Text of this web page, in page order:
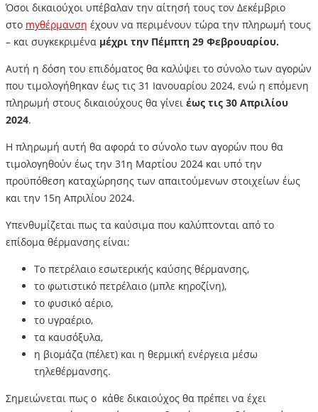
Όσοι δικαιούχοι υπέβαλαν την αίτησή τους τον Δεκέμβριο
στο myθέρμανση έχουν να περιμένουν τώρα την πληρωμή τους
– και συγκεκριμένα μέχρι την Πέμπτη 29 Φεβρουαρίου.
Αυτή η δόση του επιδόματος θα καλύψει το σύνολο των αγορών
που τιμολογήθηκαν έως τις 31 Ιανουαρίου 2024, ενώ η επόμενη
πληρωμή στους δικαιούχους θα γίνει έως τις 30 Απριλίου
2024.
Η πληρωμή αυτή θα αφορά το σύνολο των αγορών που θα
τιμολογηθούν έως την 31η Μαρτίου 2024 και υπό την
προϋπόθεση καταχώρησης των απαιτούμενων στοιχείων έως
και την 15η Απριλίου 2024.
Υπενθυμίζεται πως τα καύσιμα που καλύπτονται από το
επίδομα θέρμανσης είναι:
Το πετρέλαιο εσωτερικής καύσης θέρμανσης,
το φωτιστικό πετρέλαιο (μπλε κηροζίνη),
το φυσικό αέριο,
το υγραέριο,
τα καυσόξυλα,
η βιομάζα (πέλετ) και η θερμική ενέργεια μέσω
τηλεθέρμανσης.
Σημειώνεται πως ο κάθε δικαιούχος θα πρέπει να έχει